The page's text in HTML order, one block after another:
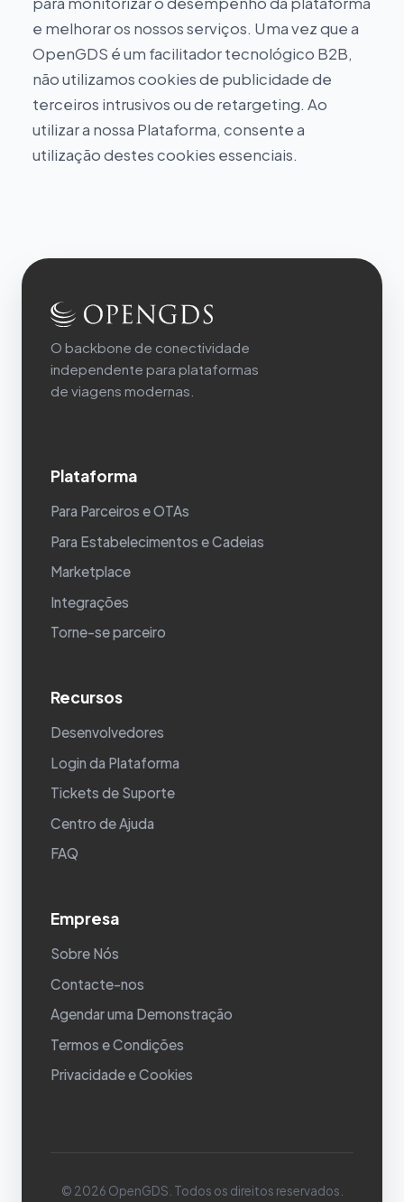
e melhorar os nossos serviços. Uma vez que a
OpenGDS é um facilitador tecnológico B2B,
não utilizamos cookies de publicidade de
terceiros intrusivos ou de retargeting. Ao
utilizar a nossa Plataforma, consente a
utilização destes cookies essenciais.
O backbone de conectividade
independente para plataformas
de viagens modernas.
Plataforma
Para Parceiros e OTAs
Para Estabelecimentos e Cadeias
Marketplace
Integrações
Torne-se parceiro
Recursos
Desenvolvedores
Login da Plataforma
Tickets de Suporte
Centro de Ajuda
FAQ
Empresa
Sobre Nós
Contacte-nos
Agendar uma Demonstração
Termos e Condições
Privacidade e Cookies
© 2026 OpenGDS. Todos os direitos reservados.